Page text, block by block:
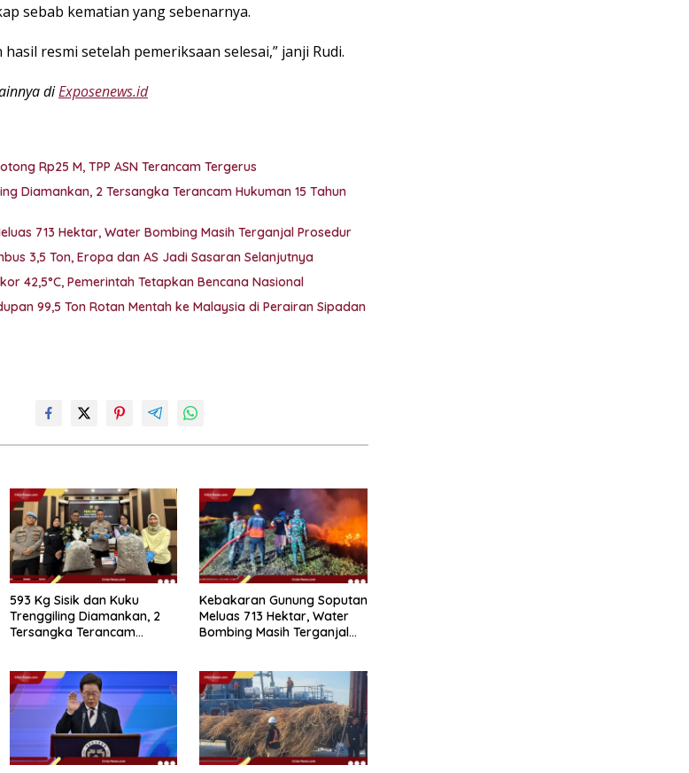
sebab kematian yang sebenarnya.
resmi setelah pemeriksaan selesai,” janji Rudi.
diExposenews.id
Rp25 M, TPP ASN Terancam Tergerus
Diamankan, 2 Tersangka Terancam Hukuman 15 Tahun
713 Hektar, Water Bombing Masih Terganjal Prosedur
3,5 Ton, Eropa dan AS Jadi Sasaran Selanjutnya
42,5°C, Pemerintah Tetapkan Bencana Nasional
99,5 Ton Rotan Mentah ke Malaysia di Perairan Sipadan
593 Kg Sisik dan Kuku
Trenggiling Diamankan, 2
Tersangka Terancam
Kebakaran Gunung Soputan
Meluas 713 Hektar, Water
Bombing Masih Terganjal